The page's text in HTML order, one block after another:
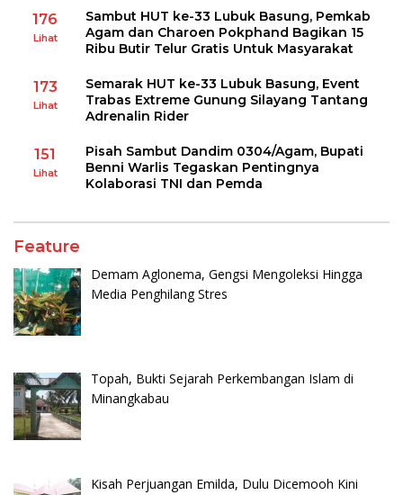
176
Lihat
Sambut HUT ke-33 Lubuk Basung, Pemkab
Agam dan Charoen Pokphand Bagikan 15
Ribu Butir Telur Gratis Untuk Masyarakat
173
Lihat
Semarak HUT ke-33 Lubuk Basung, Event
Trabas Extreme Gunung Silayang Tantang
Adrenalin Rider
151
Lihat
Pisah Sambut Dandim 0304/Agam, Bupati
Benni Warlis Tegaskan Pentingnya
Kolaborasi TNI dan Pemda
Feature
Demam Aglonema, Gengsi Mengoleksi Hingga
Media Penghilang Stres
Topah, Bukti Sejarah Perkembangan Islam di
Minangkabau
Kisah Perjuangan Emilda, Dulu Dicemooh Kini